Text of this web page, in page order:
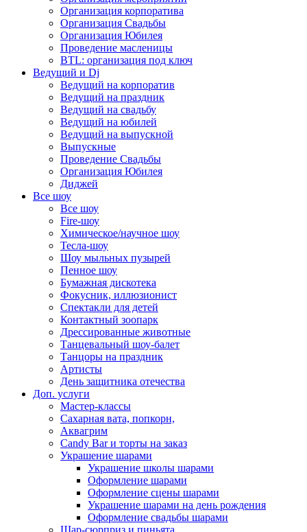
Организация корпоратива
Организация Свадьбы
Организация Юбилея
Проведение масленицы
BTL: организация под ключ
Ведущий и Dj
Ведущий на корпоратив
Ведущий на праздник
Ведущий на свадьбу
Ведущий на юбилей
Ведущий на выпускной
Выпускные
Проведение Свадьбы
Организация Юбилея
Диджей
Все шоу
Все шоу
Fire-шоу
Химическое/научное шоу
Тесла-шоу
Шоу мыльных пузырей
Пенное шоу
Бумажная дискотека
Фокусник, иллюзионист
Спектакли для детей
Контактный зоопарк
Дрессированные животные
Танцевальный шоу-балет
Танцоры на праздник
Артисты
День защитника отечества
Доп. услуги
Мастер-классы
Сахарная вата, попкорн,
Аквагрим
Candy Bar и торты на заказ
Украшение шарами
Украшение школы шарами
Оформление шарами
Оформление сцены шарами
Украшение шарами на день рождения
Оформление свадьбы шарами
Шар-сюрприз и пиньята